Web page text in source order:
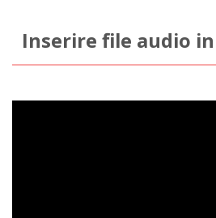
Inserire file audio